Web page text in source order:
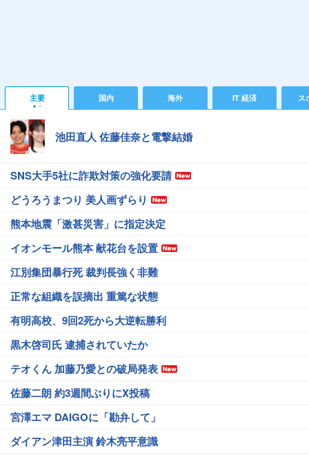
主要 国内 海外 IT 経済 ス
池田直人 佐藤佳奈と電撃結婚
SNS大手5社に詐欺対策の強化要請
どうろうまつり 美人画ずらり
熊本地震「激甚災害」に指定決定
イオンモール熊本 献花台を設置
江別集団暴行死 裁判長強く非難
正常な組織を誤摘出 重篤な状態
有明高校、9回2死から大逆転勝利
黒木啓司氏 逮捕されていたか
テオくん 加藤乃愛との破局発表
佐藤二朗 約3週間ぶりにX投稿
宮澤エマ DAIGOに「勘弁して」
ダイアン津田主演 鈴木亮平意識